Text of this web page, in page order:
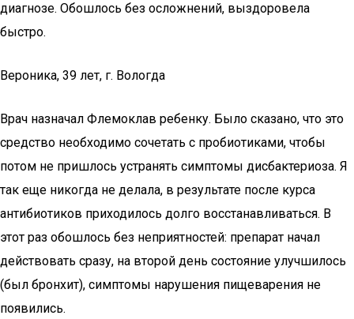
диагнозе. Обошлось без осложнений, выздоровела
быстро.
Вероника, 39 лет, г. Вологда
Врач назначал Флемоклав ребенку. Было сказано, что это
средство необходимо сочетать с пробиотиками, чтобы
потом не пришлось устранять симптомы дисбактериоза. Я
так еще никогда не делала, в результате после курса
антибиотиков приходилось долго восстанавливаться. В
этот раз обошлось без неприятностей: препарат начал
действовать сразу, на второй день состояние улучшилось
(был бронхит), симптомы нарушения пищеварения не
появились.